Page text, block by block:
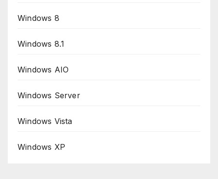
Windows 8
Windows 8.1
Windows AIO
Windows Server
Windows Vista
Windows XP